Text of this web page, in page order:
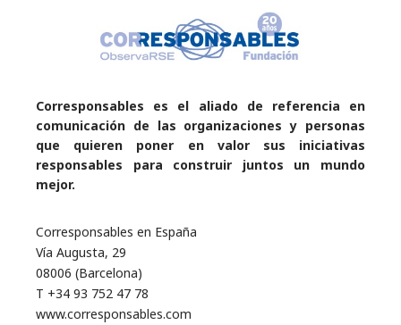
Corresponsables es el aliado de referencia en
comunicación de las organizaciones y personas
que quieren poner en valor sus iniciativas
responsables para construir juntos un mundo
mejor.
Corresponsables en España
Vía Augusta, 29
08006 (Barcelona)
T +34 93 752 47 78
www.corresponsables.com